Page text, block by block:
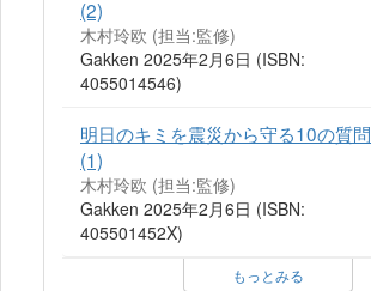
(2)
木村玲欧 (担当:監修)
Gakken 2025年2月6日 (ISBN:
4055014546)
明日のキミを震災から守る10の質問
(1)
木村玲欧 (担当:監修)
Gakken 2025年2月6日 (ISBN:
405501452X)
もっとみる